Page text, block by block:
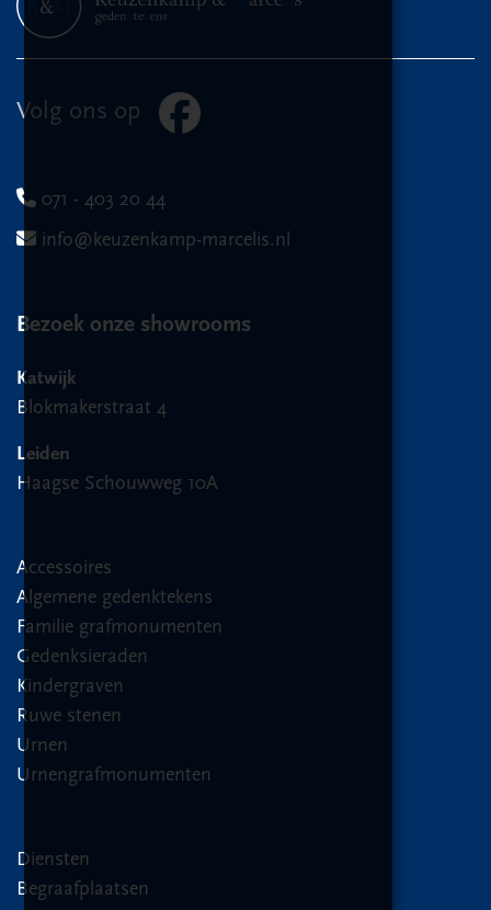
Volg ons op
071 - 403 20 44
info@keuzenkamp-marcelis.nl
Bezoek onze showrooms
Katwijk
Blokmakerstraat 4
Leiden
Haagse Schouwweg 10A
Accessoires
Algemene gedenktekens
Familie grafmonumenten
Gedenksieraden
Kindergraven
Ruwe stenen
Urnen
Urnengrafmonumenten
Diensten
Begraafplaatsen